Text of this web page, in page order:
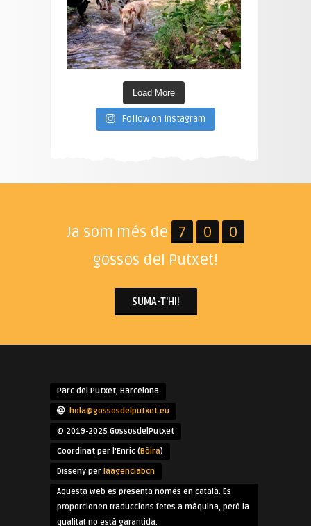
Load More
Follow on Instagram
Ja som més de 7 0
0
gossos del Putxet!
SUMA-T'HI!
Parc del Putxet, Barcelona
hola@gossosdelputxet.eu
© 2019-2025 GossosdelPutxet
Coordinat per l'Enric (Bòira)
Disseny per laagenciabcn
Aquesta web es presenta només en català. Es
proporcionen traduccions fetes a màquina, però la
qualitat no està garantida.